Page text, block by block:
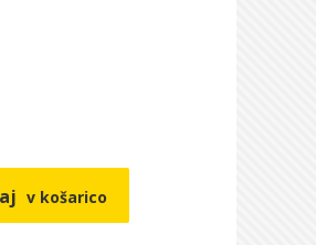
v košarico